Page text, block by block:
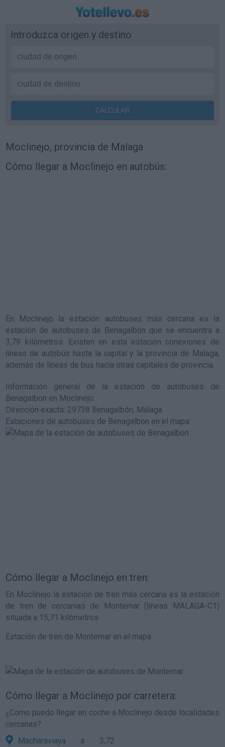
Introduzca origen y destino
Moclinejo, provincia de Malaga
Cómo llegar a Moclinejo en autobús:
En Moclinejo la estación autobuses más cercana es la
estación de autobuses de Benagalbon que se encuentra a
3,79 kilómetros. Existen en esta estación conexiones de
líneas de autobús hasta la capital y la provincia de Malaga,
además de líneas de bus hacia otras capitales de provincia.
Información general de la estación de autobuses de
Benagalbon en Moclinejo:
Dirección exacta: 29738 Benagalbón, Málaga
Estaciones de autobuses de Benagalbon en el mapa:
Cómo llegar a Moclinejo en tren:
En Moclinejo la estación de tren más cercana es la estación
de tren de cercanias de Montemar (líneas MALAGA-C1)
situada a 15,71 kilómetros
Estación de tren de Montemar en el mapa
Cómo llegar a Moclinejo por carretera:
¿Como puedo llegar en coche a Moclinejo desde localidades
cercanas?
Macharaviaya a 3,72